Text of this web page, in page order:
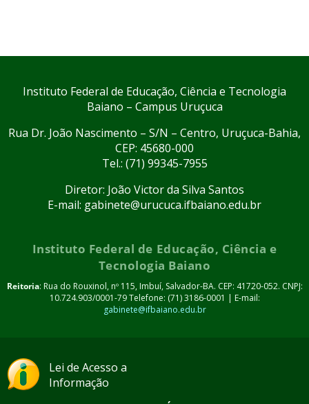
Instituto Federal de Educação, Ciência e Tecnologia
Baiano – Campus Uruçuca
Rua Dr. João Nascimento – S/N – Centro, Uruçuca-Bahia,
CEP: 45680-000
Tel.: (71) 99345-7955
Diretor: João Victor da Silva Santos
E-mail: gabinete@urucuca.ifbaiano.edu.br
Instituto Federal de Educação, Ciência e
Tecnologia Baiano
Reitoria: Rua do Rouxinol, nº 115, Imbuí, Salvador-BA. CEP: 41720-052. CNPJ:
10.724.903/0001-79 Telefone: (71) 3186-0001 | E-mail:
gabinete@ifbaiano.edu.br
Lei de Acesso a
Informação